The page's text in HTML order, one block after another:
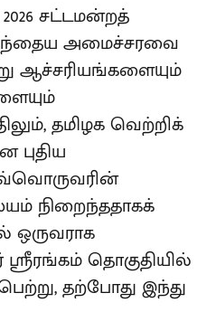
சட்டமன்றத்
அமைச்சரவை
ஆச்சரியங்களையும்
தமிழக வெற்றிக்
நிறைந்ததாகக்
ஒருவராக
ஸ்ரீரங்கம் தொகுதியில்
தற்போது இந்து